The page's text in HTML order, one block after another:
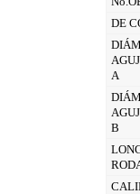
DE
A
B